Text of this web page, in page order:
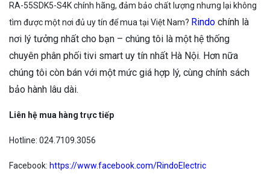
RA-55SDK5-S4K chính hãng, đảm bảo chất lượng nhưng lại không
tìm được một nơi đủ uy tín để mua tại Việt Nam? Rindo chính là
nơi lý tưởng nhất cho bạn – chúng tôi là một hệ thống
chuyên phân phối tivi smart uy tín nhất Hà Nội. Hơn nữa
chúng tôi còn bán với một mức giá hợp lý, cùng chính sách
bảo hành lâu dài.
Liên hệ mua hàng trực tiếp
Hotline: 024.7109.3056
Facebook: https://www.facebook.com/RindoElectric